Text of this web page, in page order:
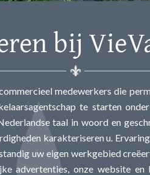
bij
medewerkers die
te starten
taal in woord en
karakteriseren u.
uw eigen werkgebied
advertenties, onze website